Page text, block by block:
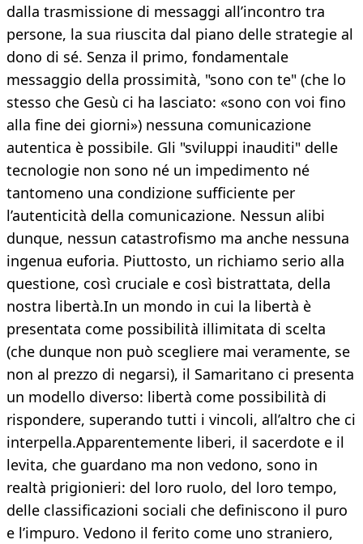
dalla trasmissione di messaggi all’incontro tra
persone, la sua riuscita dal piano delle strategie al
dono di sé. Senza il primo, fondamentale
messaggio della prossimità, "sono con te" (che lo
stesso che Gesù ci ha lasciato: «sono con voi fino
alla fine dei giorni») nessuna comunicazione
autentica è possibile. Gli "sviluppi inauditi" delle
tecnologie non sono né un impedimento né
tantomeno una condizione sufficiente per
l’autenticità della comunicazione. Nessun alibi
dunque, nessun catastrofismo ma anche nessuna
ingenua euforia. Piuttosto, un richiamo serio alla
questione, così cruciale e così bistrattata, della
nostra libertà.In un mondo in cui la libertà è
presentata come possibilità illimitata di scelta
(che dunque non può scegliere mai veramente, se
non al prezzo di negarsi), il Samaritano ci presenta
un modello diverso: libertà come possibilità di
rispondere, superando tutti i vincoli, all’altro che ci
interpella.Apparentemente liberi, il sacerdote e il
levita, che guardano ma non vedono, sono in
realtà prigionieri: del loro ruolo, del loro tempo,
delle classificazioni sociali che definiscono il puro
e l’impuro. Vedono il ferito come uno straniero,